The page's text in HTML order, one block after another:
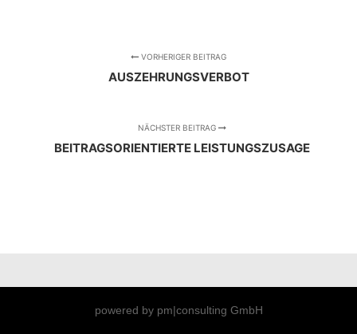
VORHERIGER BEITRAG
AUSZEHRUNGSVERBOT
NÄCHSTER BEITRAG
BEITRAGSORIENTIERTE LEISTUNGSZUSAGE
powered by pm|consulting GmbH